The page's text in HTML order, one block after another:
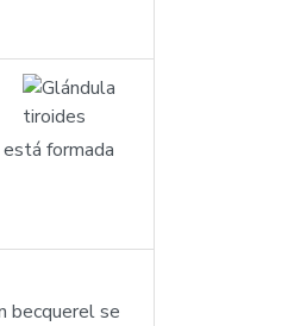
formada
becquerel se